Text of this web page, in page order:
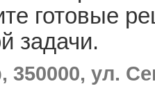
готовые
задачи.
350000, ул.